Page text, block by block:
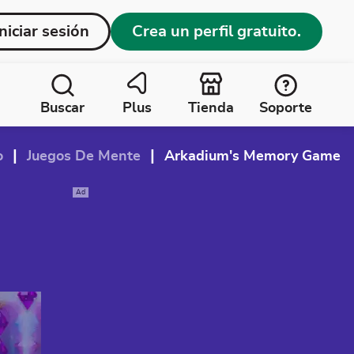
sesión Crea un perfil gratuito.
Buscar Plus Tienda Soporte
Juegos De Mente Arkadium's Memory Game
Ad